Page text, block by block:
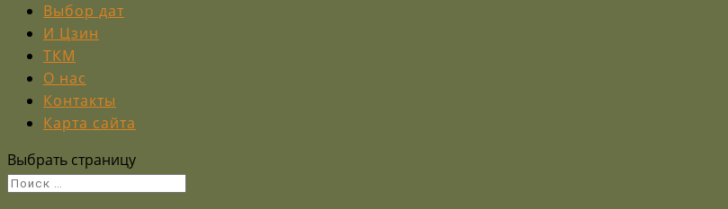
Выбор дат
И Цзин
ТКМ
О нас
Контакты
Карта сайта
Выбрать страницу